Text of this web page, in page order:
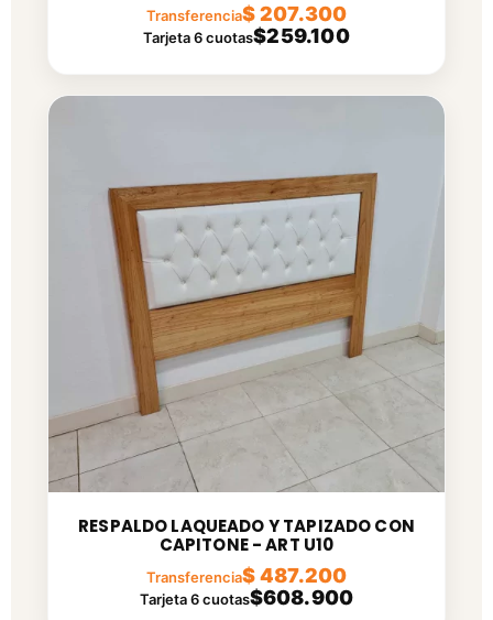
Transferencia$ 207.300
Tarjeta 6 cuotas$259.100
RESPALDO LAQUEADO Y TAPIZADO CON
CAPITONE - ART U10
Transferencia$ 487.200
Tarjeta 6 cuotas$608.900